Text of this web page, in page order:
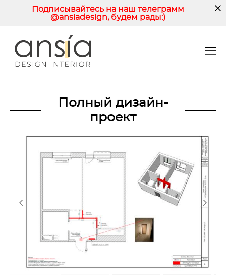
Подписывайтесь на наш телеграмм
@ansiadesign, будем рады:)
Полный дизайн-
проект